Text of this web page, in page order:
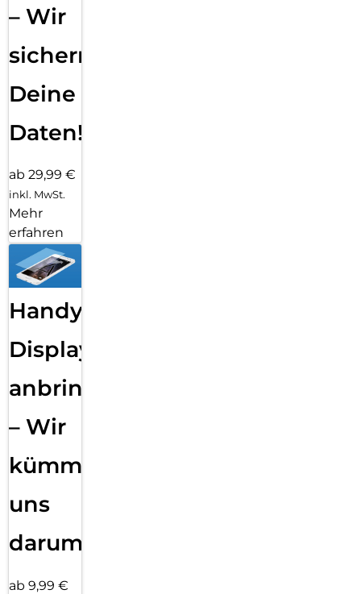
– Wir
sichern
Deine
Daten!
ab 29,99 €
inkl. MwSt.
Mehr
erfahren
Handy
Displayfolie
anbringen
– Wir
kümmern
uns
darum!
ab 9,99 €